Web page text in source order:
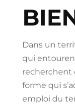
Dans un
qui
recherchent
forme qui
emploi du